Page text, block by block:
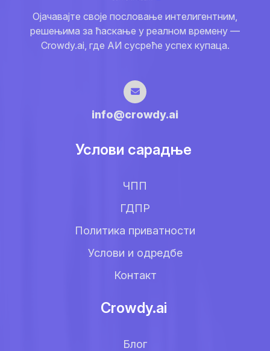
Ојачавајте своје пословање интелигентним,
решењима за ћаскање у реалном времену —
Crowdy.ai, где АИ сусреће успех купаца.
info@crowdy.ai
Услови сарадње
ЧПП
ГДПР
Политика приватности
Услови и одредбе
Контакт
Crowdy.ai
Блог